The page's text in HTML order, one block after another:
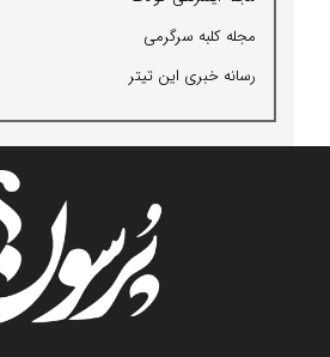
مجله كلبه سرگرمی
رسانه خبری این تیتر